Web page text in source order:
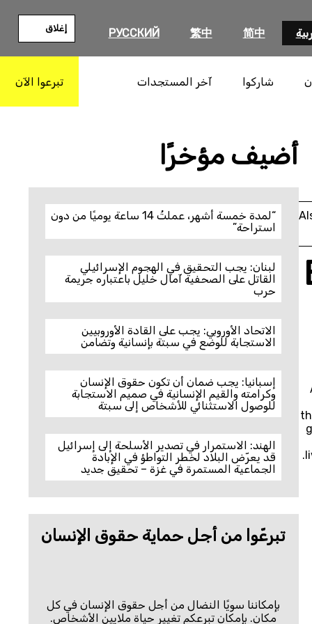
简中
繁中
РУССКИЙ إغلاق
شاركوا آخر المستجدات تبرعوا الآن
أضيف مؤخرًا
“لمدة خمسة أشهر، عملتُ 14 ساعة يوميًا من دون
استراحة”
لبنان: يجب التحقيق في الهجوم الإسرائيلي
القاتل على الصحفية آمال خليل باعتباره جريمة
حرب
الاتحاد الأوروبي: يجب على القادة الأوروبيين
الاستجابة للوضع في سبتة بإنسانية وتضامن
إسبانيا: يجب ضمان أن تكون حقوق الإنسان
وكرامته والقيم الإنسانية في صميم الاستجابة
للوصول الاستثنائي للأشخاص إلى سبتة
الهند: الاستمرار في تصدير الأسلحة إلى إسرائيل
قد يعرّض البلاد لخطر التواطؤ في الإبادة
الجماعية المستمرة في غزة – تحقيق جديد
تبرعّوا من أجل حماية حقوق الإنسان
بإمكاننا سويًا النضال من أجل حقوق الإنسان في كل
مكان. بإمكان تبرعكم تغيير حياة ملايين الأشخاص.